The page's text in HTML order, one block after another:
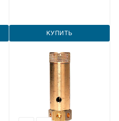
КУПИТЬ